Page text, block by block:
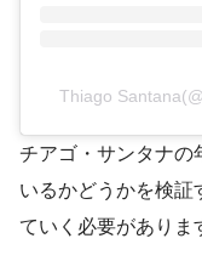
Thiago
チアゴ・サンタナの
いるかどうかを検証
ていく必要がありま